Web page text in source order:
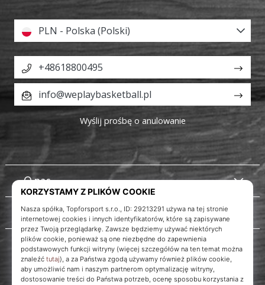
O nas
Obsługa klienta
PLN - Polska (Polski)
+48618800495
info@weplaybasketball.pl
Wyślij prośbę o anulowanie